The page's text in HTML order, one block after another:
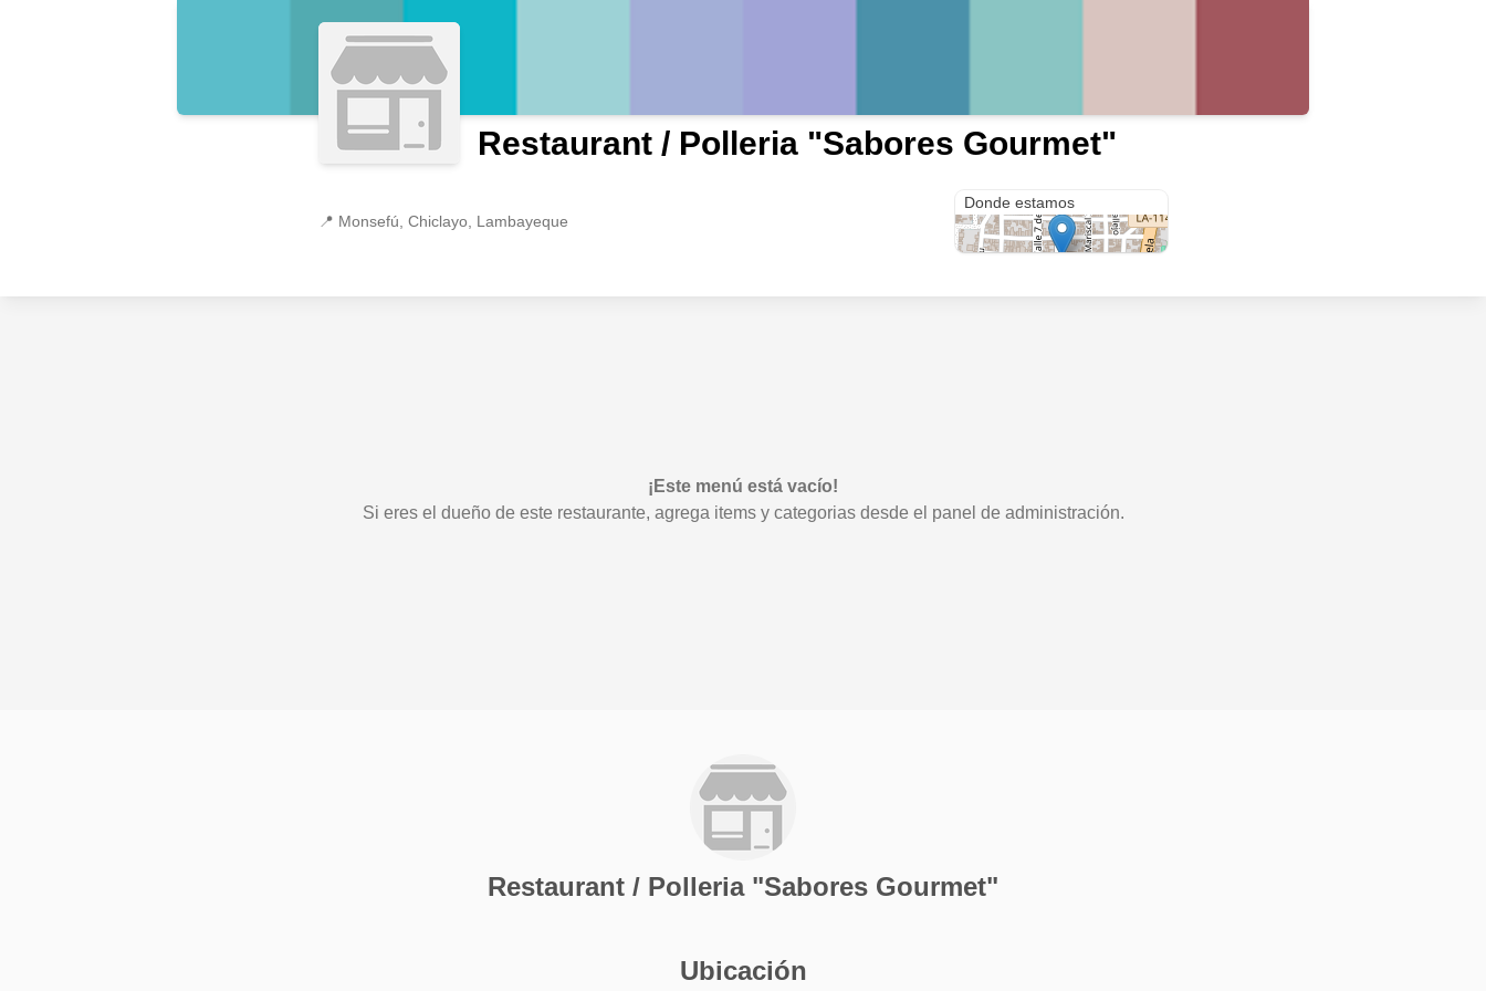
Restaurant / Polleria "Sabores Gourmet"
📍 Monsefú, Chiclayo, Lambayeque
Donde estamos
¡Este menú está vacío!
Si eres el dueño de este restaurante, agrega items y categorias desde el panel de administración.
Restaurant / Polleria "Sabores Gourmet"
Ubicación